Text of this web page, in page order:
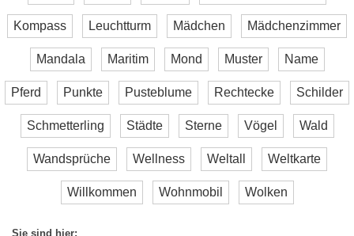
Kompass Leuchtturm Mädchen Mädchenzimmer
Mandala Maritim Mond Muster Name
Pferd Punkte Pusteblume Rechtecke Schilder
Schmetterling Städte Sterne Vögel Wald
Wandsprüche Wellness Weltall Weltkarte
Willkommen Wohnmobil Wolken